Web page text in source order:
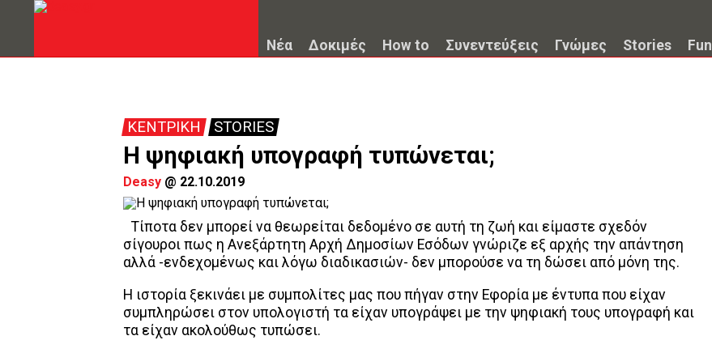
Νέα Δοκιμές How to Συνεντεύξεις Γνώμες Stories Fun
ΚΕΝΤΡΙΚΗ STORIES
Η ψηφιακή υπογραφή τυπώνεται;
Deasy @ 22.10.2019
Τίποτα δεν μπορεί να θεωρείται δεδομένο σε αυτή τη ζωή και είμαστε σχεδόν
σίγουροι πως η Ανεξάρτητη Αρχή Δημοσίων Εσόδων γνώριζε εξ αρχής την απάντηση
αλλά -ενδεχομένως και λόγω διαδικασιών- δεν μπορούσε να τη δώσει από μόνη της.
Η ιστορία ξεκινάει με συμπολίτες μας που πήγαν στην Εφορία με έντυπα που είχαν
συμπληρώσει στον υπολογιστή τα είχαν υπογράψει με την ψηφιακή τους υπογραφή και
τα είχαν ακολούθως τυπώσει.